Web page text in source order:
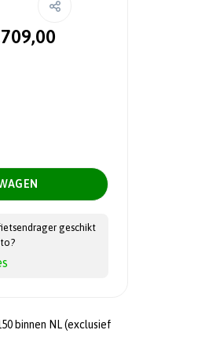
geschikt
binnen NL (exclusief